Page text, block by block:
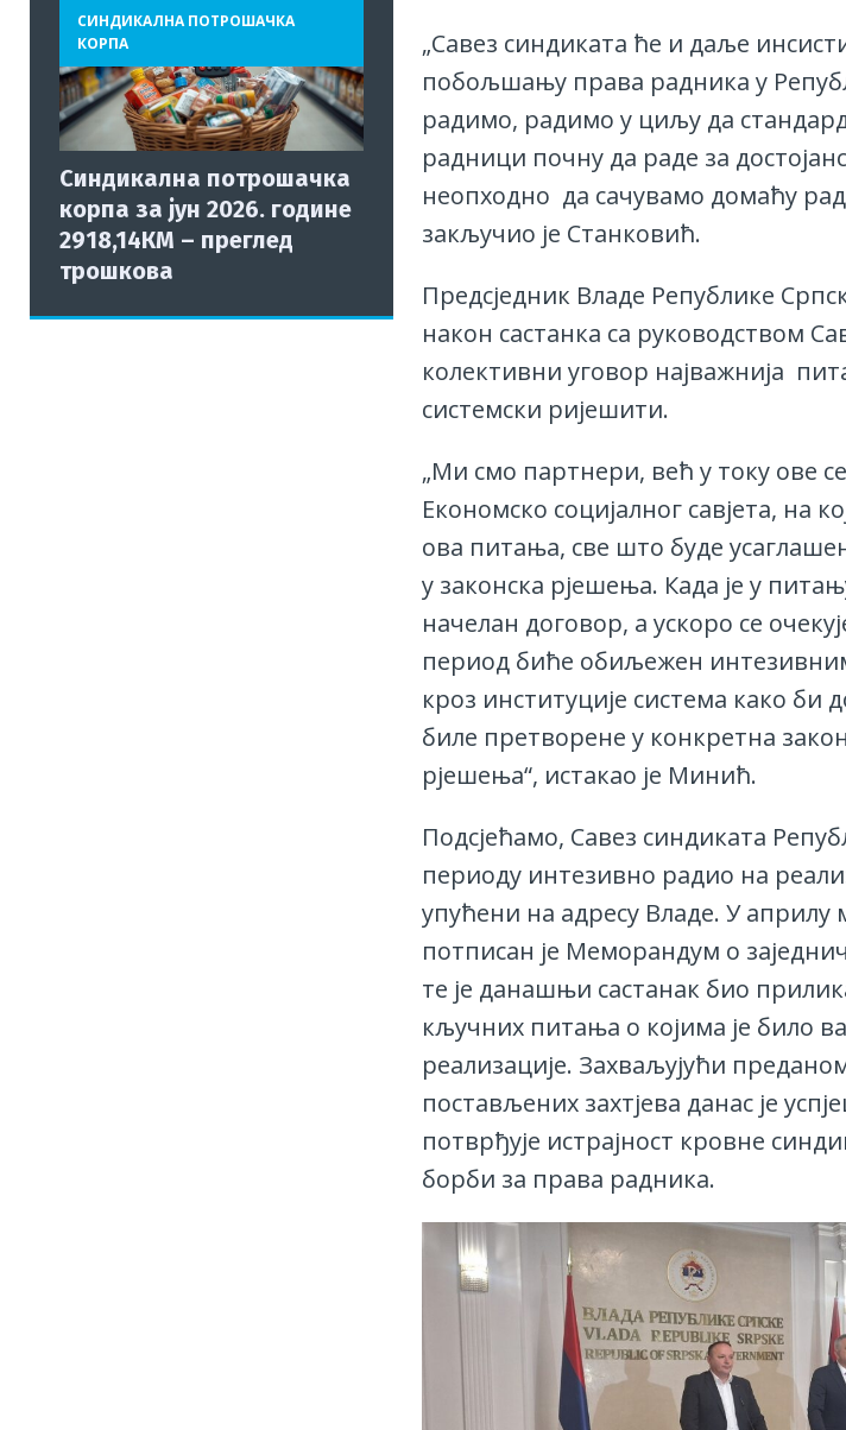
„Савез синдиката ће и даље
побољшању права радника у
радимо, радимо у циљу да
радници почну да раде за
неопходно да сачувамо домаћу
закључио је Станковић.
Предсједник Владе Републике
након састанка са руководством
колективни уговор најважнија
системски ријешити.
„Ми смо партнери, већ у току ове
Економско социјалног савјета, на
ова питања, све што буде
у законска рјешења. Када је у
начелан договор, а ускоро се
период биће обиљежен
кроз институције система како би
биле претворене у конкретна
рјешења“, истакао је Минић.
Подсјећамо, Савез синдиката
периоду интезивно радио на
упућени на адресу Владе. У априлу
потписан је Меморандум о
те је данашњи састанак био
кључних питања о којима је било
реализације. Захваљујући
постављених захтјева данас је
потврђује истрајност кровне
борби за права радника.
СИНДИКАЛНА ПОТРОШАЧКА
КОРПА
Синдикална потрошачка
корпа за јун 2026. године
2918,14КМ – преглед
трошкова